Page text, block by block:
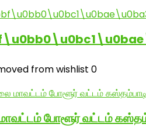
from wishlist 0
போளூர் வட்டம்